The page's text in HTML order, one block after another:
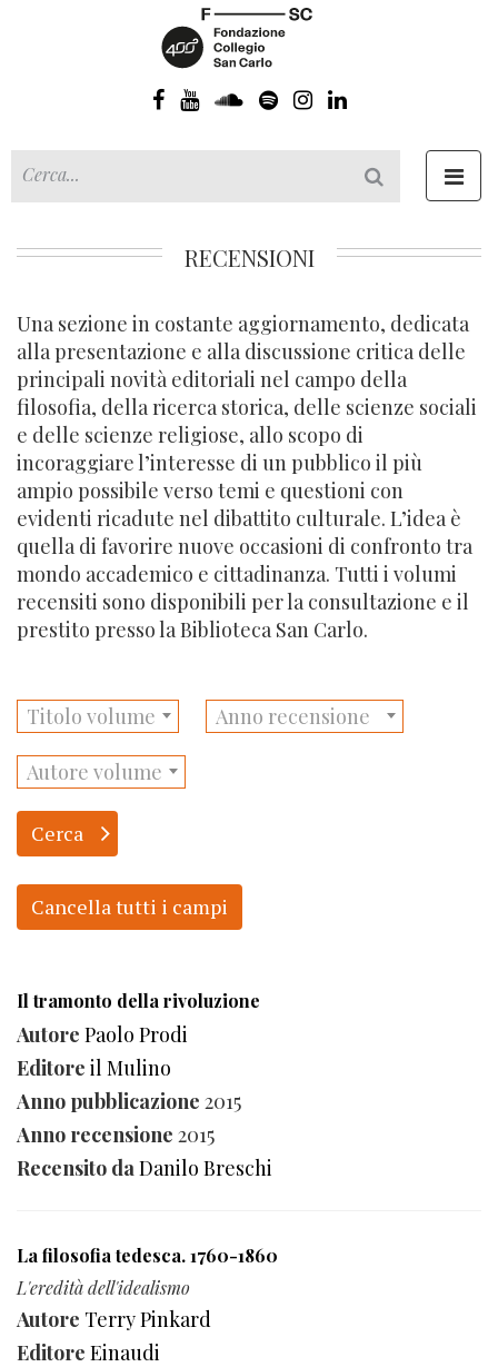
RECENSIONI
Una sezione in costante aggiornamento, dedicata
alla presentazione e alla discussione critica delle
principali novità editoriali nel campo della
filosofia, della ricerca storica, delle scienze sociali
e delle scienze religiose, allo scopo di
incoraggiare l’interesse di un pubblico il più
ampio possibile verso temi e questioni con
evidenti ricadute nel dibattito culturale. L’idea è
quella di favorire nuove occasioni di confronto tra
mondo accademico e cittadinanza. Tutti i volumi
recensiti sono disponibili per la consultazione e il
prestito presso la Biblioteca San Carlo.
Titolo volume Anno recensione
Autore volume
Il tramonto della rivoluzione
Autore Paolo Prodi
Editore il Mulino
Anno pubblicazione 2015
Anno recensione 2015
Recensito daDanilo Breschi
La filosofia tedesca. 1760-1860
L'eredità dell'idealismo
Autore Terry Pinkard
Editore Einaudi